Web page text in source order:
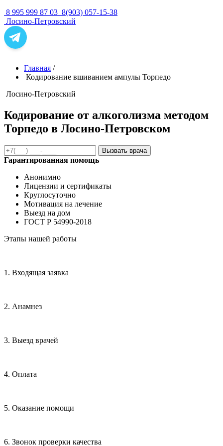
8 995 999 87 03 8(903) 057-15-38
Лосино-Петровский
Главная /
Кодирование вшиванием ампулы Торпедо
Лосино-Петровский
Кодирование от алкоголизма методом
Торпедо в Лосино-Петровском
Вызвать врача
Гарантированная помощь
Анонимно
Лицензии и сертификаты
Круглосуточно
Мотивация на лечение
Выезд на дом
ГОСТ Р 54990-2018
Этапы нашей работы
1. Входящая заявка
2. Анамнез
3. Выезд врачей
4. Оплата
5. Оказание помощи
6. Звонок проверки качества